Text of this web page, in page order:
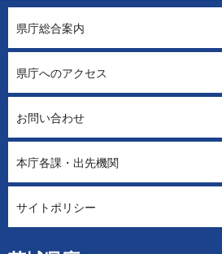
県庁総合案内
県庁へのアクセス
お問い合わせ
本庁各課・出先機関
サイトポリシー